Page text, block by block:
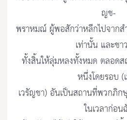
ญช-
พราหมณ์ ผู้พอสักว่าหลีกไปจากส
เท่านั้น และชา
ทั้งสิ้นให้ลุ่มหลงทั้งหมด ตลอด
หนึ่งโดยรอบ (
เวรัญชา) อันเป็นสถานที่พวกภิ
ในเวลาก่อน